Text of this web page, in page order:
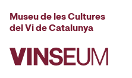
Museu de les Cultures
del Vi de Catalunya